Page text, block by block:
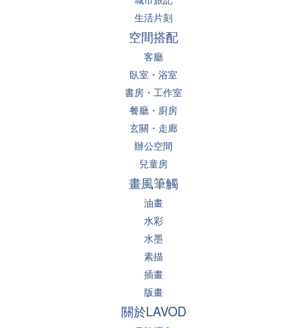
生活片刻
空間搭配
客廳
臥室・浴室
書房・工作室
餐廳・廚房
玄關・走廊
辦公空間
兒童房
畫風筆觸
油畫
水彩
水墨
素描
插畫
版畫
關於LAVOD